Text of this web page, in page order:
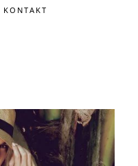
KONTAKT